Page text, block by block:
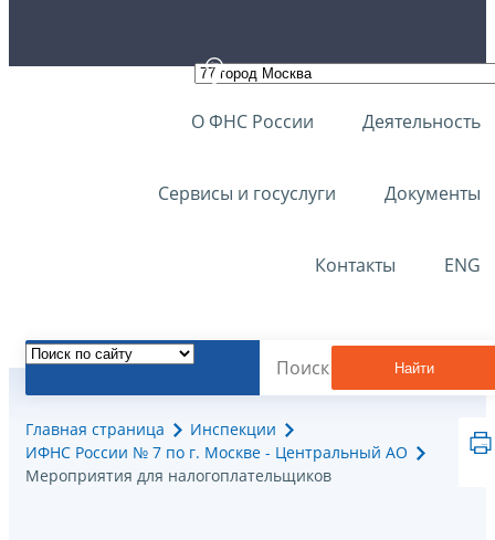
О ФНС России Деятельность
Сервисы и госуслуги Документы
Контакты ENG
Найти
Главная страница
Инспекции
ИФНС России № 7 по г. Москве - Центральный АО
Мероприятия для налогоплательщиков